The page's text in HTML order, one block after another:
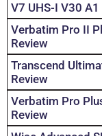
V7 UHS-I V30 A1
Verbatim Pro II
Review
Transcend
Review
Verbatim Pro
Review